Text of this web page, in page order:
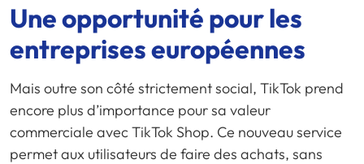
Une opportunité pour les
entreprises européennes
Mais outre son côté strictement social, TikTok prend
encore plus d’importance pour sa valeur
commerciale avec TikTok Shop. Ce nouveau service
permet aux utilisateurs de faire des achats, sans